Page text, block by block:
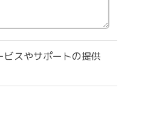
スやサポートの提供